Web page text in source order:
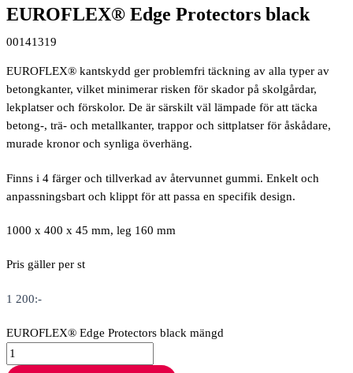
EUROFLEX® Edge Protectors black
00141319
EUROFLEX® kantskydd ger problemfri täckning av alla typer av
betongkanter, vilket minimerar risken för skador på skolgårdar,
lekplatser och förskolor. De är särskilt väl lämpade för att täcka
betong-, trä- och metallkanter, trappor och sittplatser för åskådare,
murade kronor och synliga överhäng.
Finns i 4 färger och tillverkad av återvunnet gummi. Enkelt och
anpassningsbart och klippt för att passa en specifik design.
1000 x 400 x 45 mm, leg 160 mm
Pris gäller per st
1 200:-
EUROFLEX® Edge Protectors black mängd